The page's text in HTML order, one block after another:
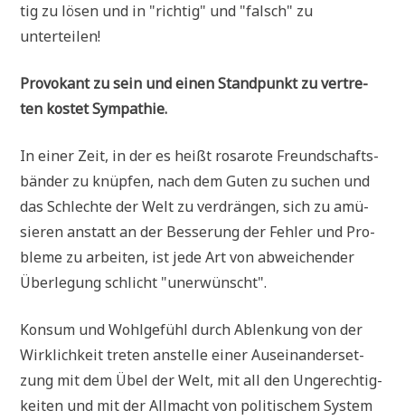
tig zu lösen und in "rich­tig" und "falsch" zu
unterteilen!
Pro­vo­kant zu sein und einen Stand­punkt zu ver­tre­
ten kostet Sympathie.
In einer Zeit, in der es heißt rosa­ro­te Freund­schafts­
bän­der zu knüp­fen, nach dem Guten zu suchen und
das Schlech­te der Welt zu ver­drän­gen, sich zu amü­
sie­ren anstatt an der Bes­se­rung der Feh­ler und Pro­
ble­me zu arbei­ten, ist jede Art von abwei­chen­der
Über­le­gung schlicht "uner­wünscht".
Kon­sum und Wohl­ge­fühl durch Ablen­kung von der
Wirk­lich­keit tre­ten anstel­le einer Aus­ein­an­der­set­
zung mit dem Übel der Welt, mit all den Unge­rech­tig­
kei­ten und mit der All­macht von poli­ti­schem System